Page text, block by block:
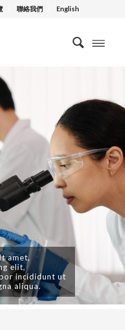
聯絡我們 English
amet,
elit,
incididunt ut
aliqua.